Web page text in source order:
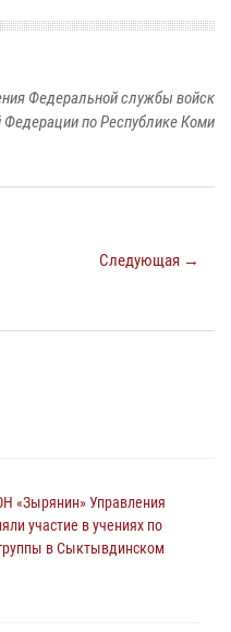
Федеральной службы войск
Федерации по Республике Коми
Следующая →
«Зырянин» Управления
участие в учениях по
в Сыктывдинском